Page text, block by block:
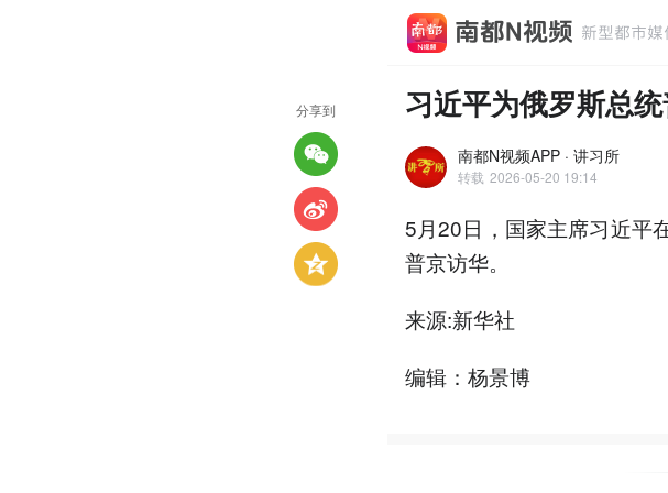
习近平为俄罗斯总
南都N视频APP · 讲习所
转载 2026-05-20 19:14
5月20日，国家主席习近平
普京访华。
来源:新华社
编辑：杨景博
分享到